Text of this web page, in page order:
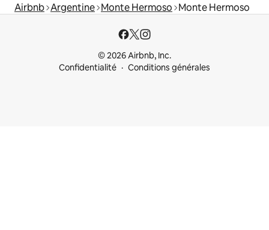
Airbnb Argentine Monte Hermoso Monte Hermoso
© 2026 Airbnb, Inc.
Confidentialité
Conditions générales